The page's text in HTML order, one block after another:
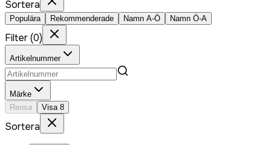
Sortera
Populära Rekommenderade Namn A-Ö Namn Ö-A
Filter(0)
Artikelnummer
Märke
Rensa
Visa 8
Sortera